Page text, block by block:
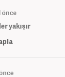
önce
yakışır